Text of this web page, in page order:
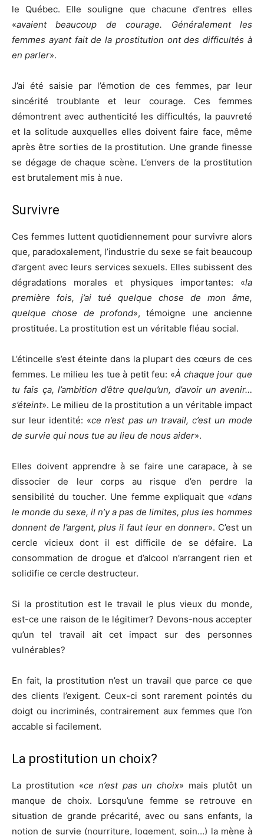
le Québec. Elle souligne que chacune d’entres elles
«avaient beaucoup de courage. Généralement les
femmes ayant fait de la prostitution ont des difficultés à
en parler».
J’ai été saisie par l’émotion de ces femmes, par leur
sincérité troublante et leur courage. Ces femmes
démontrent avec authenticité les difficultés, la pauvreté
et la solitude auxquelles elles doivent faire face, même
après être sorties de la prostitution. Une grande finesse
se dégage de chaque scène. L’envers de la prostitution
est brutalement mis à nue.
Survivre
Ces femmes luttent quotidiennement pour survivre alors
que, paradoxalement, l’industrie du sexe se fait beaucoup
d’argent avec leurs services sexuels. Elles subissent des
dégradations morales et physiques importantes: «la
première fois, j’ai tué quelque chose de mon âme,
quelque chose de profond», témoigne une ancienne
prostituée. La prostitution est un véritable fléau social.
L’étincelle s’est éteinte dans la plupart des cœurs de ces
femmes. Le milieu les tue à petit feu: «À chaque jour que
tu fais ça, l’ambition d’être quelqu’un, d’avoir un avenir…
s’éteint». Le milieu de la prostitution a un véritable impact
sur leur identité: «ce n’est pas un travail, c’est un mode
de survie qui nous tue au lieu de nous aider».
Elles doivent apprendre à se faire une carapace, à se
dissocier de leur corps au risque d’en perdre la
sensibilité du toucher. Une femme expliquait que «dans
le monde du sexe, il n’y a pas de limites, plus les hommes
donnent de l’argent, plus il faut leur en donner». C’est un
cercle vicieux dont il est difficile de se défaire. La
consommation de drogue et d’alcool n’arrangent rien et
solidifie ce cercle destructeur.
Si la prostitution est le travail le plus vieux du monde,
est-ce une raison de le légitimer? Devons-nous accepter
qu’un tel travail ait cet impact sur des personnes
vulnérables?
En fait, la prostitution n’est un travail que parce ce que
des clients l’exigent. Ceux-ci sont rarement pointés du
doigt ou incriminés, contrairement aux femmes que l’on
accable si facilement.
La prostitution un choix?
La prostitution «ce n’est pas un choix» mais plutôt un
manque de choix. Lorsqu’une femme se retrouve en
situation de grande précarité, avec ou sans enfants, la
notion de survie (nourriture, logement, soin…) la mène à